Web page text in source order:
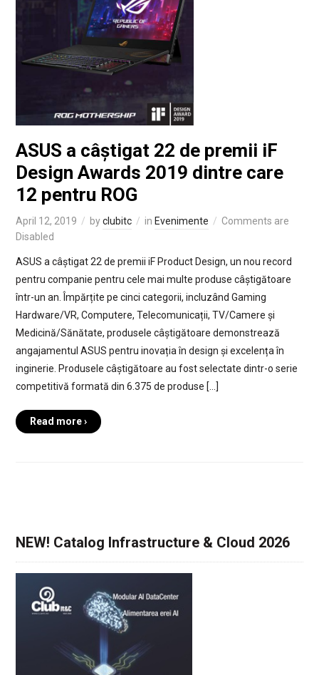
ASUS a câștigat 22 de premii iF
Design Awards 2019 dintre care
12 pentru ROG
April 12, 2019 byclubitc in Evenimente
Comments are
Disabled
ASUS a câștigat 22 de premii iF Product Design, un nou record
pentru companie pentru cele mai multe produse câștigătoare
într-un an. Împărțite pe cinci categorii, incluzând Gaming
Hardware/VR, Computere, Telecomunicații, TV/Camere și
Medicină/Sănătate, produsele câștigătoare demonstrează
angajamentul ASUS pentru inovația în design și excelența în
inginerie. Produsele câștigătoare au fost selectate dintr-o serie
competitivă formată din 6.375 de produse […]
Read more ›
NEW! Catalog Infrastructure & Cloud 2026